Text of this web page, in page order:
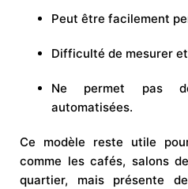
Peut être facilement
Difficulté de mesurer
Ne permet pas
automatisées.
Ce modèle reste utile
comme les cafés, salons
quartier, mais présente